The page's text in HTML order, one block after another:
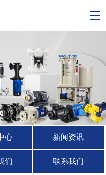
心 新闻资讯
们 联系我们